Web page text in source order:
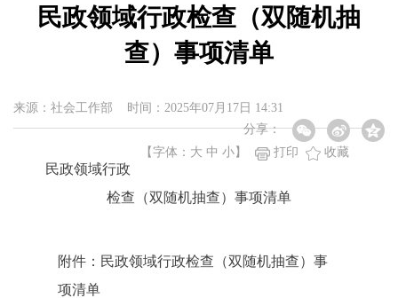
民政领域行政检查（双随机抽
查）事项清单
来源：社会工作部 时间：2025年07月17日 14:31
分享：
【字体： 大 中 小 】 打印 收藏
民政领域行政
检查（双随机抽查）事项清单
附件：民政领域行政检查（双随机抽查）事
项清单